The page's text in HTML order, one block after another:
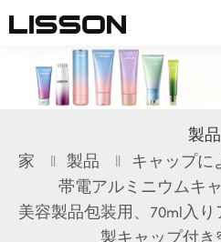
English
français
русский
español
製品
家 製品
キャップに
帯電アルミニウムキ
美容製品包装用、70ml入
製キャップ付